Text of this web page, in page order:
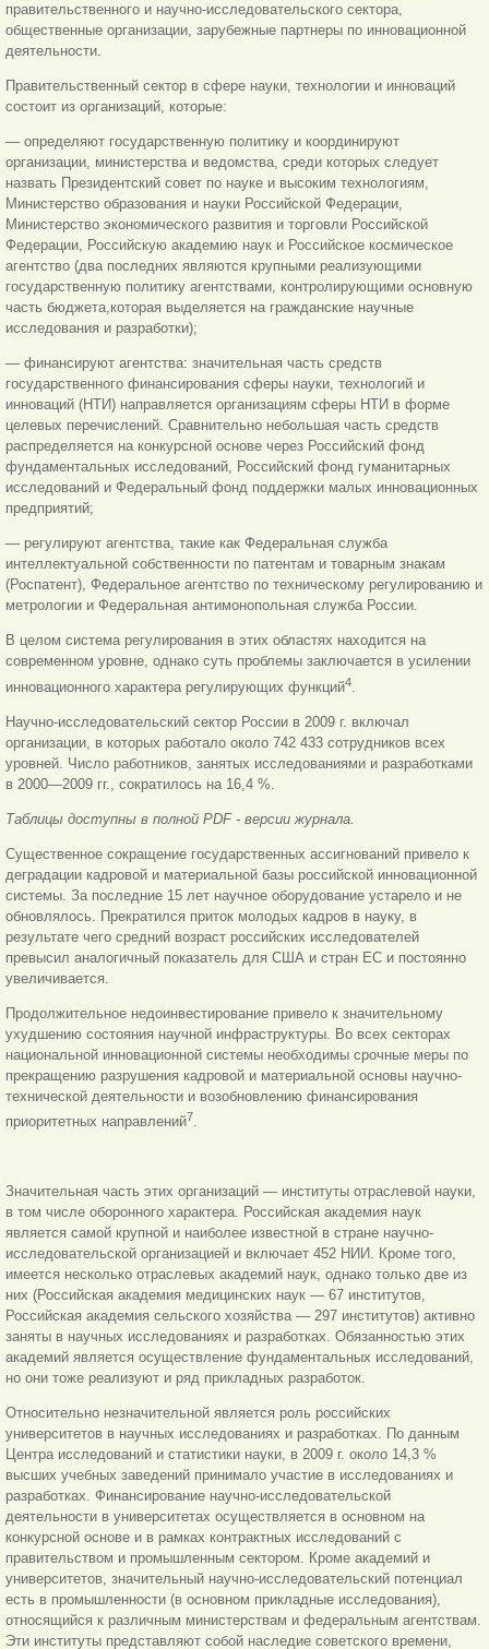
правительственного и научно-исследовательского сектора,
общественные организации, зарубежные партнеры по инновационной
деятельности.
Правительственный сектор в сфере науки, технологии и инноваций
состоит из организаций, которые:
— определяют государственную политику и координируют
организации, министерства и ведомства, среди которых следует
назвать Президентский совет по науке и высоким технологиям,
Министерство образования и науки Российской Федерации,
Министерство экономического развития и торговли Российской
Федерации, Российскую академию наук и Российское космическое
агентство (два последних являются крупными реализующими
государственную политику агентствами, контролирующими основную
часть бюджета,которая выделяется на гражданские научные
исследования и разработки);
— финансируют агентства: значительная часть средств
государственного финансирования сферы науки, технологий и
инноваций (НТИ) направляется организациям сферы НТИ в форме
целевых перечислений. Сравнительно небольшая часть средств
распределяется на конкурсной основе через Российский фонд
фундаментальных исследований, Российский фонд гуманитарных
исследований и Федеральный фонд поддержки малых инновационных
предприятий;
— регулируют агентства, такие как Федеральная служба
интеллектуальной собственности по патентам и товарным знакам
(Роспатент), Федеральное агентство по техническому регулированию и
метрологии и Федеральная антимонопольная служба России.
В целом система регулирования в этих областях находится на
современном уровне, однако суть проблемы заключается в усилении
инновационного характера регулирующих функций4
Научно-исследовательский сектор России в 2009 г. включал
организации, в которых работало около 742 433 сотрудников всех
уровней. Число работников, занятых исследованиями и разработками
в 2000—2009 гг., сократилось на 16,4 %.
Таблицы доступны в полной PDF - версии журнала.
Существенное сокращение государственных ассигнований привело к
деградации кадровой и материальной базы российской инновационной
системы. За последние 15 лет научное оборудование устарело и не
обновлялось. Прекратился приток молодых кадров в науку, в
результате чего средний возраст российских исследователей
превысил аналогичный показатель для США и стран ЕС и постоянно
увеличивается.
Продолжительное недоинвестирование привело к значительному
ухудшению состояния научной инфраструктуры. Во всех секторах
национальной инновационной системы необходимы срочные меры по
прекращению разрушения кадровой и материальной основы научно-
технической деятельности и возобновлению финансирования
приоритетных направлений7.
Значительная часть этих организаций — институты отраслевой науки,
в том числе оборонного характера. Российская академия наук
является самой крупной и наиболее известной в стране научно-
исследовательской организацией и включает 452 НИИ. Кроме того,
имеется несколько отраслевых академий наук, однако только две из
них (Российская академия медицинских наук — 67 институтов,
Российская академия сельского хозяйства — 297 институтов) активно
заняты в научных исследованиях и разработках. Обязанностью этих
академий является осуществление фундаментальных исследований,
но они тоже реализуют и ряд прикладных разработок.
Относительно незначительной является роль российских
университетов в научных исследованиях и разработках. По данным
Центра исследований и статистики науки, в 2009 г. около 14,3 %
высших учебных заведений принимало участие в исследованиях и
разработках. Финансирование научно-исследовательской
деятельности в университетах осуществляется в основном на
конкурсной основе и в рамках контрактных исследований с
правительством и промышленным сектором. Кроме академий и
университетов, значительный научно-исследовательский потенциал
есть в промышленности (в основном прикладные исследования),
относящийся к различным министерствам и федеральным агентствам.
Эти институты представляют собой наследие советского времени,